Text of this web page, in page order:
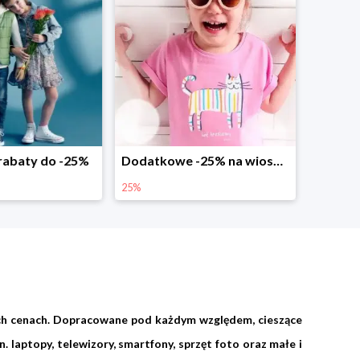
do -25% Dodatkowe -25% na wiosenne nowości
25%
Dopracowane pod każdym względem, cieszące
laptopy, telewizory, smartfony, sprzęt foto oraz małe i